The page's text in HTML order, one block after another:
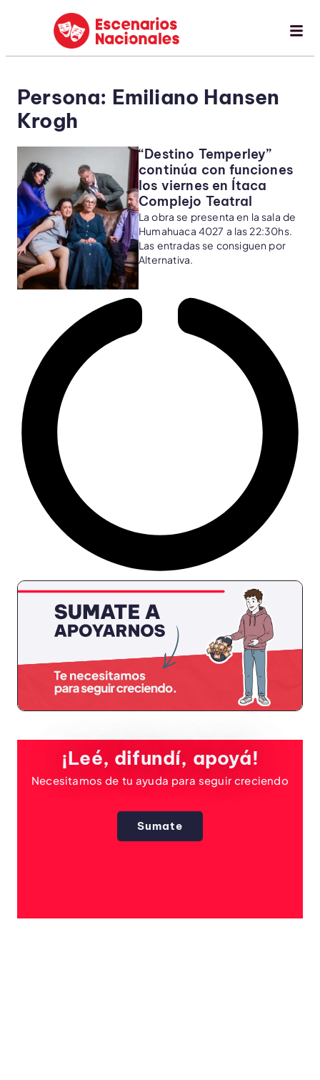
Persona: Emiliano Hansen
Krogh
“Destino Temperley”
continúa con funciones
los viernes en Ítaca
Complejo Teatral
La obra se presenta en la sala de
Humahuaca 4027 a las 22:30hs.
Las entradas se consiguen por
Alternativa.
¡Leé, difundí, apoyá!
Necesitamos de tu ayuda para seguir creciendo
Sumate